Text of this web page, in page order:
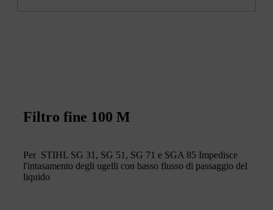
Filtro fine 100 M
Per STIHL SG 31, SG 51, SG 71 e SGA 85 Impedisce
l'intasamento degli ugelli con basso flusso di passaggio del
liquido